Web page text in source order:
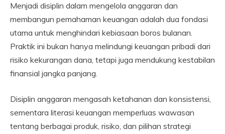
Menjadi disiplin dalam mengelola anggaran dan
membangun pemahaman keuangan adalah dua fondasi
utama untuk menghindari kebiasaan boros bulanan.
Praktik ini bukan hanya melindungi keuangan pribadi dari
risiko kekurangan dana, tetapi juga mendukung kestabilan
finansial jangka panjang.
Disiplin anggaran mengasah ketahanan dan konsistensi,
sementara literasi keuangan memperluas wawasan
tentang berbagai produk, risiko, dan pilihan strategi